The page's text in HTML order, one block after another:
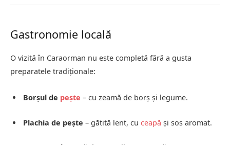
Gastronomie locală
O vizită în Caraorman nu este completă fără a gusta
preparatele tradiționale:
Borșul de pește – cu zeamă de borș și legume.
Plachia de pește – gătită lent, cu ceapă și sos aromat.